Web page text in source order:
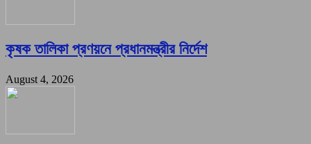
কৃষক তালিকা প্রণয়নে প্রধানমন্ত্রীর নির্দেশ
August 4, 2026